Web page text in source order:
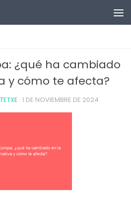
¿qué ha cambiado
y cómo te afecta?
· 1 DE NOVIEMBRE DE 2024